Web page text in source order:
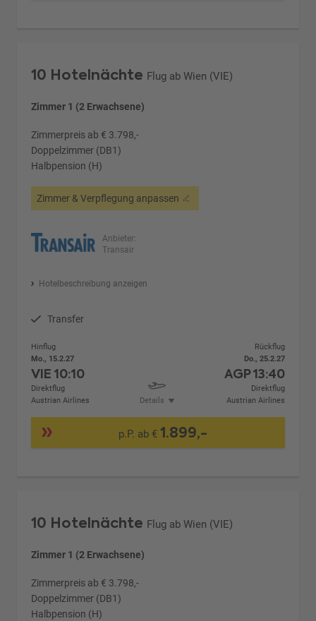
10 Hotelnächte Flug ab Wien (VIE)
Zimmer 1 (2 Erwachsene)
Zimmerpreis ab € 3.798,-
Doppelzimmer (DB1)
Halbpension (H)
Zimmer & Verpflegung anpassen
Anbieter:
Transair
Hotelbeschreibung anzeigen
Transfer
Hinflug
Mo., 15.2.27
VIE10:10
Direktflug
Austrian Airlines
Details
Rückflug
Do., 25.2.27
AGP13:40
Direktflug
Austrian Airlines
p.P. ab €1.899,-
10 Hotelnächte Flug ab Wien (VIE)
Zimmer 1 (2 Erwachsene)
Zimmerpreis ab € 3.798,-
Doppelzimmer (DB1)
Halbpension (H)